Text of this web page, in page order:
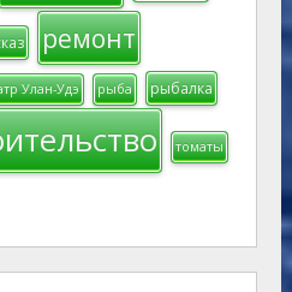
ремонт
Улан-Удэ рыба рыбалка
томаты